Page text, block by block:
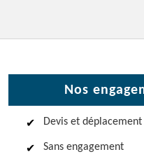
Nos
Devis et
Sans engagement